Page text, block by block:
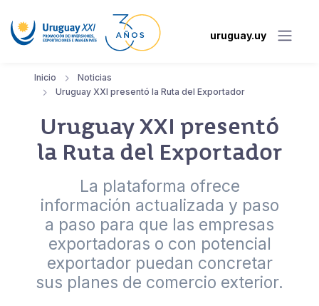
uruguay.uy
Inicio
Noticias
Uruguay XXI presentó la Ruta del Exportador
Uruguay XXI presentó
la Ruta del Exportador
La plataforma ofrece
información actualizada y paso
a paso para que las empresas
exportadoras o con potencial
exportador puedan concretar
sus planes de comercio exterior.